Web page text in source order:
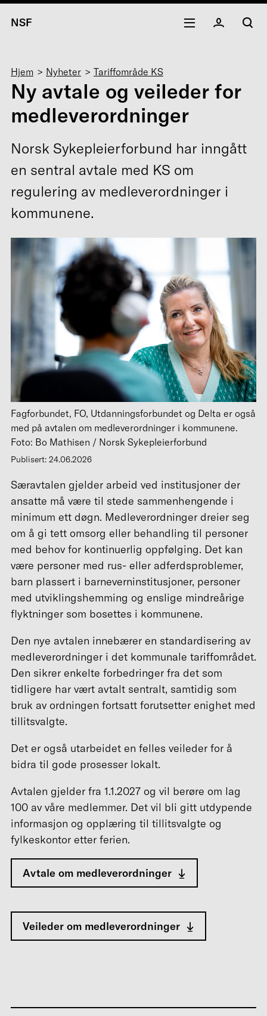
NSF
Navigasjonssti
Hjem Nyheter Tariffområde KS
Ny avtale og veileder for
medleverordninger
Norsk Sykepleierforbund har inngått
en sentral avtale med KS om
regulering av medleverordninger i
kommunene.
Fagforbundet, FO, Utdanningsforbundet og Delta er også
med på avtalen om medleverordninger i kommunene.
Foto: Bo Mathisen / Norsk Sykepleierforbund
Publisert: 24.06.2026
Særavtalen gjelder arbeid ved institusjoner der
ansatte må være til stede sammenhengende i
minimum ett døgn. Medleverordninger dreier seg
om å gi tett omsorg eller behandling til personer
med behov for kontinuerlig oppfølging. Det kan
være personer med rus- eller adferdsproblemer,
barn plassert i barneverninstitusjoner, personer
med utviklingshemming og enslige mindreårige
flyktninger som bosettes i kommunene.
Den nye avtalen innebærer en standardisering av
medleverordninger i det kommunale tariffområdet.
Den sikrer enkelte forbedringer fra det som
tidligere har vært avtalt sentralt, samtidig som
bruk av ordningen fortsatt forutsetter enighet med
tillitsvalgte.
Det er også utarbeidet en felles veileder for å
bidra til gode prosesser lokalt.
Avtalen gjelder fra 1.1.2027 og vil berøre om lag
100 av våre medlemmer. Det vil bli gitt utdypende
informasjon og opplæring til tillitsvalgte og
fylkeskontor etter ferien.
Avtale om medleverordninger
Veileder om medleverordninger